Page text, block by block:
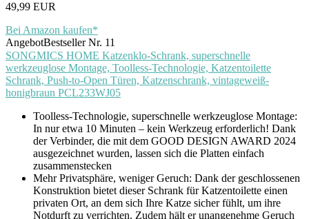
49,99 EUR
Bei Amazon kaufen*
AngebotBestseller Nr. 11
SONGMICS HOME Katzenklo-Schrank, superschnelle
werkzeuglose Montage, Toolless-Technologie, Katzentoilette
Schrank, Push-to-Open Türen, Katzenschrank, vintageweiß-
honigbraun PCL233WJ05
Toolless-Technologie, superschnelle werkzeuglose Montage:
In nur etwa 10 Minuten – kein Werkzeug erforderlich! Dank
der Verbinder, die mit dem GOOD DESIGN AWARD 2024
ausgezeichnet wurden, lassen sich die Platten einfach
zusammenstecken
Mehr Privatsphäre, weniger Geruch: Dank der geschlossenen
Konstruktion bietet dieser Schrank für Katzentoilette einen
privaten Ort, an dem sich Ihre Katze sicher fühlt, um ihre
Notdurft zu verrichten. Zudem hält er unangenehme Geruch